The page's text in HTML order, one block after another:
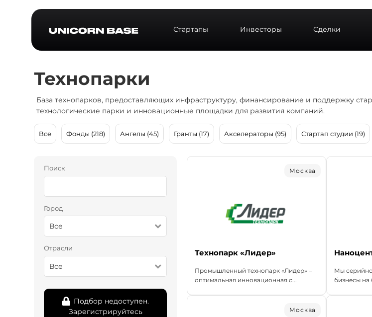
Стартапы Инвесторы Сделки
Технопарки
База технопарков, предоставляющих инфраструктуру, финансирование и поддержку
технологические парки и инновационные площадки для развития компаний.
Все Фонды (218) Ангелы (45) Гранты (17) Акселераторы (95) Стартап студии (19)
Поиск
Город
Все
Отрасли
Все
Подбор недоступен.
Зарегистрируйтесь
Москва
Технопарк «Лидер»
Промышленный технопарк «Лидер» –
оптимальная инновационная с...
Мы серийно
бизнесы на
Москва